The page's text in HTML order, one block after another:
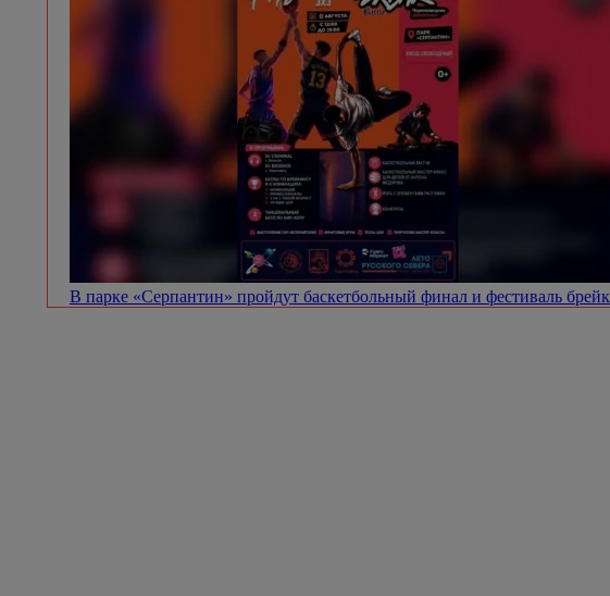
В парке «Серпантин» пройдут баскетбольный финал и фестиваль